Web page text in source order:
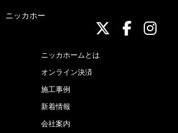
ニッカ
ニッニ
ニッカホームとは
オンライン決済
施工事例
新着情報
会社案内